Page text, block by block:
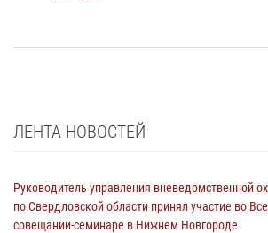
ЛЕНТА НОВОСТЕЙ
Руководитель управления вневедомственной
по Свердловской области принял участие во
совещании-семинаре в Нижнем Новгороде